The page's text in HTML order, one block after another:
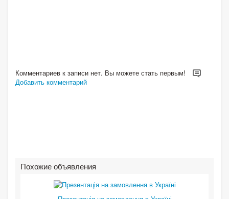
Комментариев к записи нет. Вы можете стать первым!
Добавить комментарий
Похожие объявления